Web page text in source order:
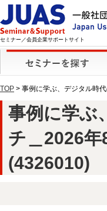
セミナー／会員企業サポートサイト
TOP > 事例に学ぶ、デジタル時
事例に学ぶ
チ＿2026
(4326010)